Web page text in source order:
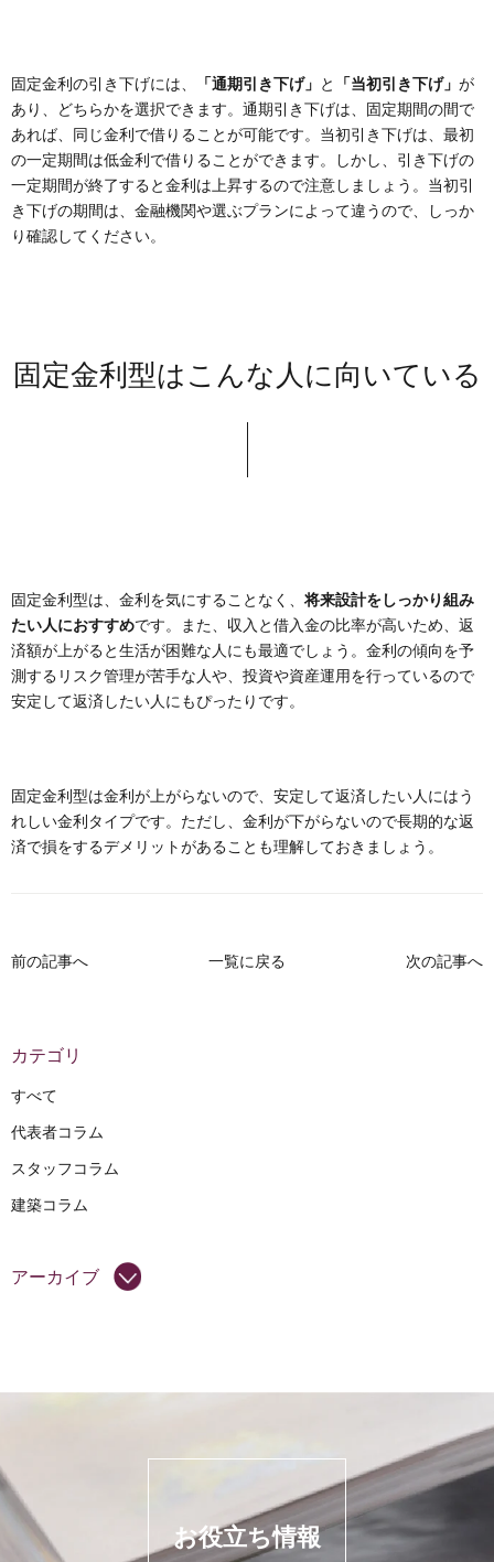
固定金利の引き下げには、 「通期引き下げ」 と 「当初引き下げ」 が
あり、どちらかを選択できます。通期引き下げは、固定期間の間で
あれば、同じ金利で借りることが可能です。当初引き下げは、最初
の一定期間は低金利で借りることができます。しかし、引き下げの
一定期間が終了すると金利は上昇するので注意しましょう。当初引
き下げの期間は、金融機関や選ぶプランによって違うので、しっか
り確認してください。
固定金利型はこんな人に向いている
固定金利型は、金利を気にすることなく、 将来設計をしっかり組み
たい人におすすめです。また、収入と借入金の比率が高いため、返
済額が上がると生活が困難な人にも最適でしょう。金利の傾向を予
測するリスク管理が苦手な人や、投資や資産運用を行っているので
安定して返済したい人にもぴったりです。
固定金利型は金利が上がらないので、安定して返済したい人にはう
れしい金利タイプです。ただし、金利が下がらないので長期的な返
済で損をするデメリットがあることも理解しておきましょう。
前の記事へ 一覧に戻る 次の記事へ
カテゴリ
すべて
代表者コラム
スタッフコラム
建築コラム
アーカイブ
お役立ち情報